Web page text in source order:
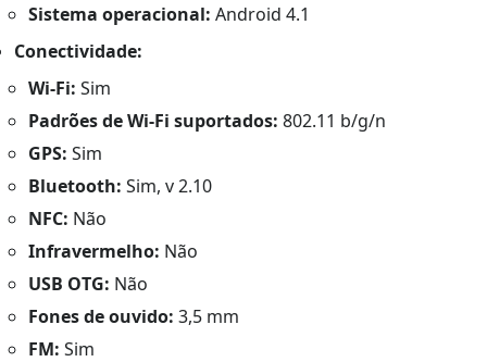
Sistema operacional: Android 4.1
Conectividade:
Wi-Fi: Sim
Padrões de Wi-Fi suportados: 802.11 b/g/n
GPS: Sim
Bluetooth: Sim, v 2.10
NFC: Não
Infravermelho: Não
USB OTG: Não
Fones de ouvido: 3,5 mm
FM: Sim